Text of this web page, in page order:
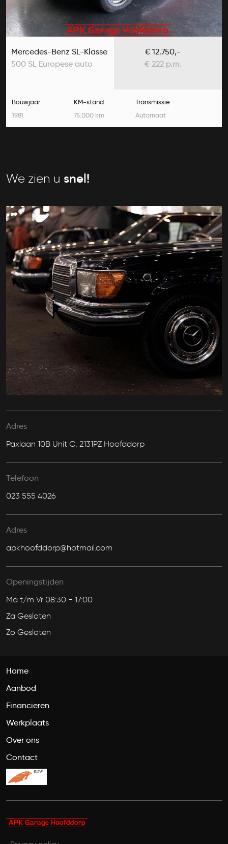
Mercedes-Benz SL-Klasse
500 SL Europese auto
€ 12.750,-
€ 222 p.m.
Bouwjaar
1981
KM-stand
75.000 km
Transmissie
Automaat
We zien u snel!
Adres
Paxlaan 10B Unit C, 2131PZ Hoofddorp
Telefoon
023 555 4026
Adres
apkhoofddorp@hotmail.com
Openingstijden
Ma t/m Vr 08:30 - 17:00
Za Gesloten
Zo Gesloten
Home
Aanbod
Financieren
Werkplaats
Over ons
Contact